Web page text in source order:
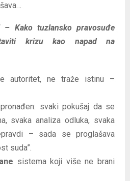
– Kako tuzlansko pravosuđe
krizu kao napad na
autoritet, ne traže istinu –
svaki pokušaj da se
svaka analiza odluka, svaka
– sada se proglašava
suda”.
sistema koji više ne brani